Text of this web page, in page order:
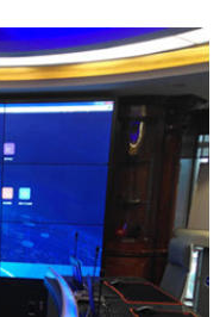
账本”到“动态
个军队核心信